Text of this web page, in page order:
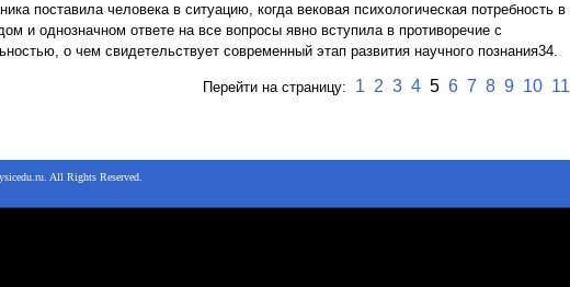
поставила человека в ситуацию, когда вековая психологическая потребность в
и однозначном ответе на все вопросы явно вступила в противоречие с
о чем свидетельствует современный этап развития научного познания34.
Перейти на страницу: 1 2 3 4 5 6 7 8 9 10 11
All Rights Reserved.